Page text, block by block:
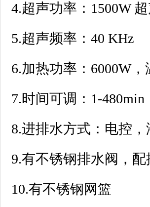
4.超声功率：1500W
5.超声频率：40 KHz
6.加热功率：6000W
7.时间可调：1-480min
8.进排水方式：电控
9.有不锈钢排水阀，
10.有不锈钢网篮